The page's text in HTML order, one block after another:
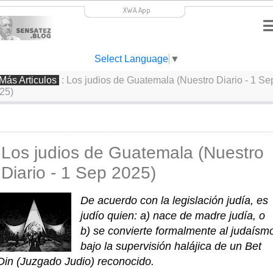
XWA.App
Select Language ▼
Articulos : Los judios de Guatemala (Nuestro Diario - 1
Los judios de Guatemala (Nuestro
Diario - 1 Sep 2025)
De acuerdo con la legislación judía, es
judío quien: a) nace de madre judía, o
b) se convierte formalmente al
bajo la supervisión halájica de un Bet
(Juzgado Judio) reconocido.